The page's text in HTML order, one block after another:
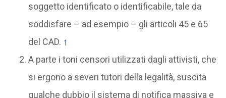
soggetto identificato o identificabile, tale da
soddisfare – ad esempio – gli articoli 45 e 65
del CAD. ↑
A parte i toni censori utilizzati dagli attivisti, che
si ergono a severi tutori della legalità, suscita
qualche dubbio il sistema di notifica massiva e